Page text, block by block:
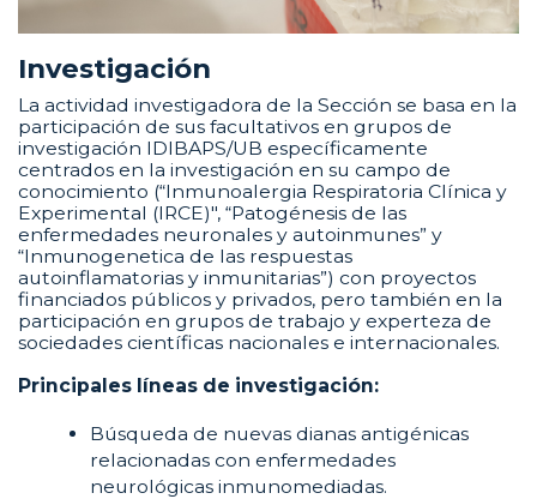
Investigación
La actividad investigadora de la Sección se basa en la
participación de sus facultativos en grupos de
investigación IDIBAPS/UB específicamente
centrados en la investigación en su campo de
conocimiento (“Inmunoalergia Respiratoria Clínica y
Experimental (IRCE)", “Patogénesis de las
enfermedades neuronales y autoinmunes” y
“Inmunogenetica de las respuestas
autoinflamatorias y inmunitarias”) con proyectos
financiados públicos y privados, pero también en la
participación en grupos de trabajo y experteza de
sociedades científicas nacionales e internacionales.
Principales líneas de investigación:
Búsqueda de nuevas dianas antigénicas
relacionadas con enfermedades
neurológicas inmunomediadas.